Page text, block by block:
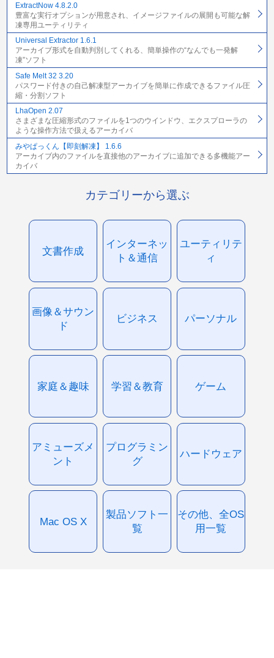
ExtractNow 4.8.2.0
豊富な実行オプションが用意され、イメージファイルの展開も可能な解
凍専用ユーティリティ
Universal Extractor 1.6.1
アーカイブ形式を自動判別してくれる、簡単操作の“なんでも一発解
凍”ソフト
Safe Melt 32 3.20
パスワード付きの自己解凍型アーカイブを簡単に作成できるファイル圧
縮・分割ソフト
LhaOpen 2.07
さまざまな圧縮形式のファイルを1つのウインドウ、エクスプローラの
ような操作方法で扱えるアーカイバ
みやぱっくん【即刻解凍】 1.6.6
アーカイブ内のファイルを直接他のアーカイブに追加できる多機能アー
カイバ
カテゴリーから選ぶ
文書作成
インターネッ
ト＆通信
ユーティリテ
ィ
画像＆サウン
ド
ビジネス パーソナル
家庭＆趣味 学習＆教育 ゲーム
アミューズメ
ント
プログラミン
グ
ハードウェア
Mac OS X
製品ソフト一
覧
その他、全OS
用一覧